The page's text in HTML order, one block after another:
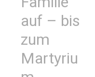
auf – bis
zum
Martyriu